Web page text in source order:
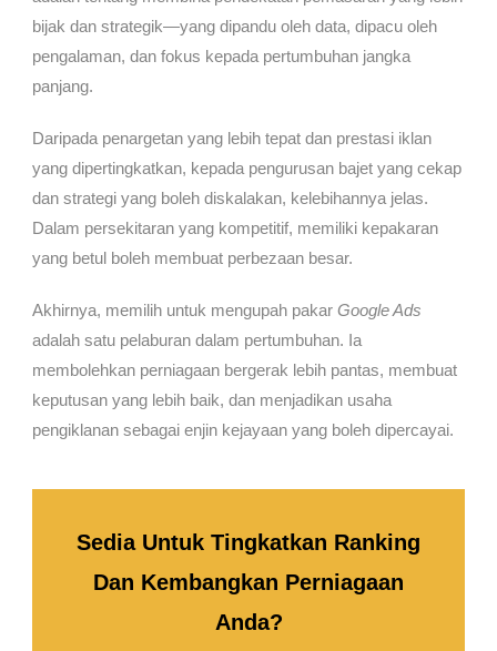
bijak dan strategik—yang dipandu oleh data, dipacu oleh
pengalaman, dan fokus kepada pertumbuhan jangka
panjang.
Daripada penargetan yang lebih tepat dan prestasi iklan
yang dipertingkatkan, kepada pengurusan bajet yang cekap
dan strategi yang boleh diskalakan, kelebihannya jelas.
Dalam persekitaran yang kompetitif, memiliki kepakaran
yang betul boleh membuat perbezaan besar.
Akhirnya, memilih untuk mengupah pakar Google Ads
adalah satu pelaburan dalam pertumbuhan. Ia
membolehkan perniagaan bergerak lebih pantas, membuat
keputusan yang lebih baik, dan menjadikan usaha
pengiklanan sebagai enjin kejayaan yang boleh dipercayai.
Sedia Untuk Tingkatkan Ranking
Dan Kembangkan Perniagaan
Anda?